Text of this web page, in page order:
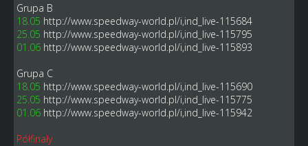
Grupa B
18.05 http://www.speedway-world.pl/i,ind_live-115684
25.05 http://www.speedway-world.pl/i,ind_live-115795
01.06 http://www.speedway-world.pl/i,ind_live-115893
Grupa C
18.05 http://www.speedway-world.pl/i,ind_live-115690
25.05 http://www.speedway-world.pl/i,ind_live-115775
01.06 http://www.speedway-world.pl/i,ind_live-115942
Półfinały